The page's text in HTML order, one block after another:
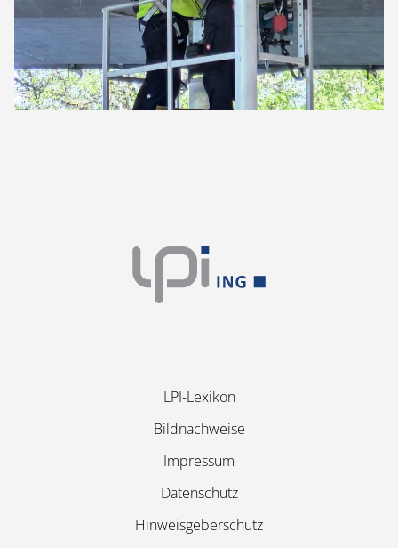
Navigation
überspringen
LPI-Lexikon
Bildnachweise
Impressum
Datenschutz
Hinweisgeberschutz